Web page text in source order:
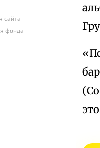
сайта
фонда